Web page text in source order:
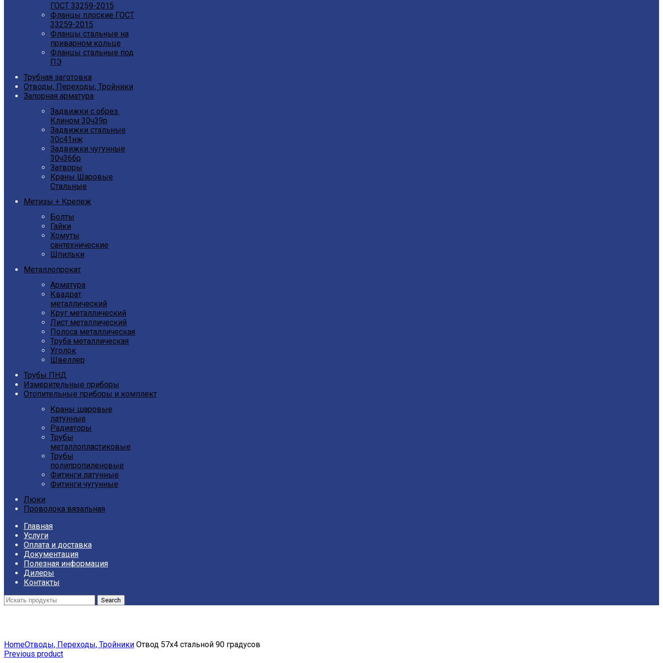
ГОСТ 33259-2015
Фланцы плоские ГОСТ
33259-2015
Фланцы стальные на
приварном кольце
Фланцы стальные под
ПЭ
Трубная заготовка
Отводы, Переходы, Тройники
Запорная арматура
Задвижки с обрез.
Клином 30ч39р
Задвижки стальные
30с41нж
Задвижки чугунные
30ч36бр
Затворы
Краны Шаровые
Стальные
Метизы + Крепеж
Болты
Гайки
Хомуты
сантехнические
Шпильки
Металлопрокат
Арматура
Квадрат
металлический
Круг металлический
Лист металлический
Полоса металлическая
Труба металлическая
Уголок
Швеллер
Трубы ПНД
Измерительные приборы
Отопительные приборы и комплект
Краны шаровые
латунные
Радиаторы
Трубы
металлопластиковые
Трубы
полипропиленовые
Фитинги латунные
Фитинги чугунные
Люки
Проволока вязальная
Главная
Услуги
Оплата и доставка
Документация
Полезная информация
Дилеры
Контакты
Search
HomeОтводы, Переходы, Тройники Отвод 57х4 стальной 90 градусов
Previous product